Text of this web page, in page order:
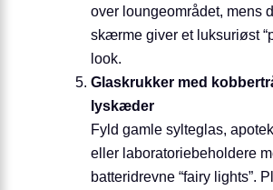
over loungeområdet, mens
skærme giver et luksuriøst
look.
Glaskrukker med
lyskæder
Fyld gamle sylteglas,
eller laboratoriebeholdere
batteridrevne “fairy lights”.